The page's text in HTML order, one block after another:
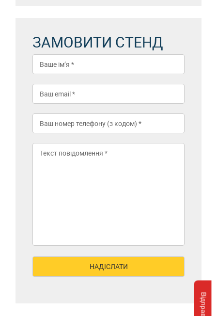
ЗАМОВИТИ СТЕНД